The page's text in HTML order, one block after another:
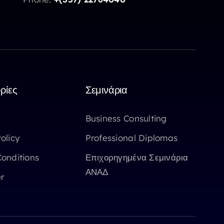
Σεμινάρια
Business Consulting
Professional Diplomas
Επιχορηγημένα Σεμινάρια
ΑΝΑΔ